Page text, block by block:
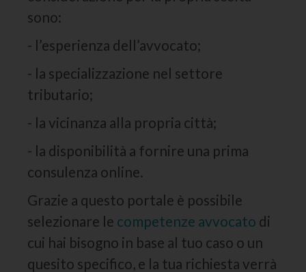
sono:
- l’esperienza dell’avvocato;
- la specializzazione nel settore
tributario;
- la vicinanza alla propria città;
- la disponibilità a fornire una prima
consulenza online.
Grazie a questo portale è possibile
selezionare le competenze avvocato di
cui hai bisogno in base al tuo caso o un
quesito specifico, e la tua richiesta verrà